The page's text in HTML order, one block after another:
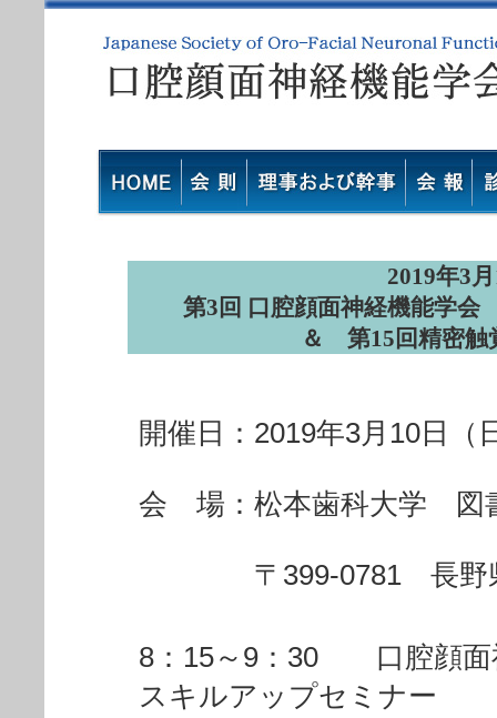
2019年3
第3回 口腔顔面神経機能学
＆ 第15回精密触
開催日：2019年3月10日
会 場：松本歯科大学 図
〒399-0781 長野県
8：15～9：30 口腔顔面
スキルアップセミナー